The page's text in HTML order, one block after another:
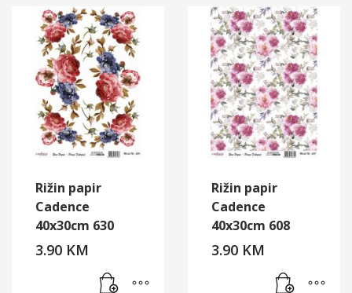
Rižin papir
Cadence
40x30cm 630
3.90 KM
Rižin papir
Cadence
40x30cm 608
3.90 KM